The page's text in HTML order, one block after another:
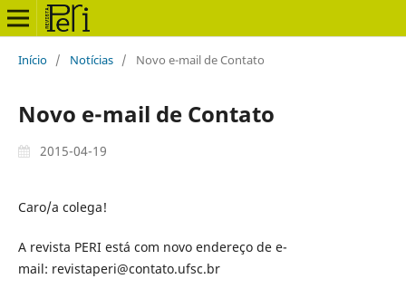
Início / Notícias / Novo e-mail de Contato
Novo e-mail de Contato
2015-04-19
Caro/a colega!
A revista PERI está com novo endereço de e-
mail: revistaperi@contato.ufsc.br